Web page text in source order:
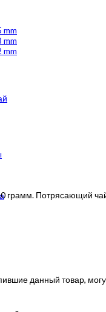
mm
mm
mm
грамм. Потрясающий
данный товар,